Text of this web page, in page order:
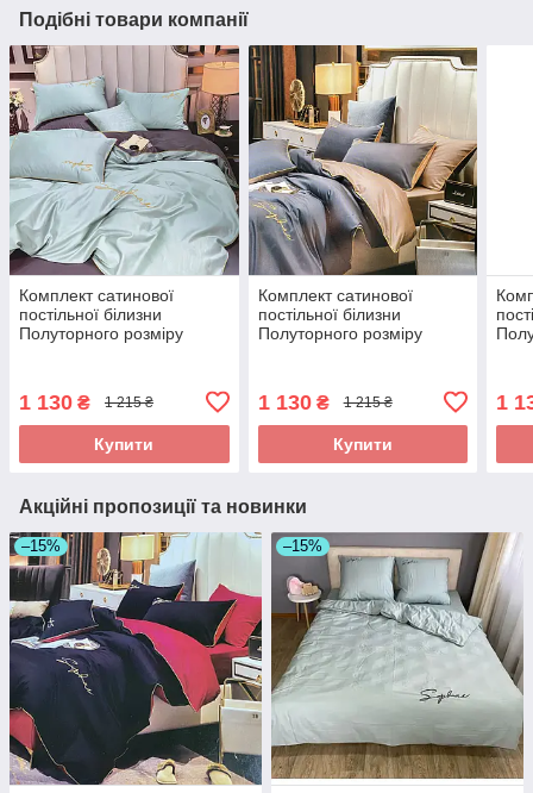
Подібні товари компанії
Комплект сатинової
постільної білизни
Полуторного розміру
1 130 ₴ 1 215 ₴
Купити
Комплект сатинової
постільної білизни
Полуторного розміру
1 130₴ 1 215 ₴
Купити
1
Акційні пропозиції та новинки
–15% –15%